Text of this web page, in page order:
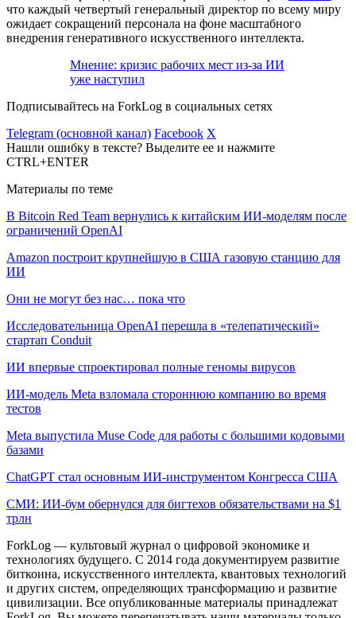
что каждый четвертый генеральный директор по всему миру
ожидает сокращений персонала на фоне масштабного
внедрения генеративного искусственного интеллекта.
Мнение: кризис рабочих мест из-за ИИ
уже наступил
Подписывайтесь на ForkLog в социальных сетях
Telegram (основной канал) Facebook X
Нашли ошибку в тексте? Выделите ее и нажмите
CTRL+ENTER
Материалы по теме
В Bitcoin Red Team вернулись к китайским ИИ-моделям после
ограничений OpenAI
Amazon построит крупнейшую в США газовую станцию для
ИИ
Они не могут без нас… пока что
Исследовательница OpenAI перешла в «телепатический»
стартап Conduit
ИИ впервые спроектировал полные геномы вирусов
ИИ-модель Meta взломала стороннюю компанию во время
тестов
Meta выпустила Muse Code для работы с большими кодовыми
базами
ChatGPT стал основным ИИ-инструментом Конгресса США
СМИ: ИИ-бум обернулся для бигтехов обязательствами на $1
трлн
ForkLog — культовый журнал о цифровой экономике и
технологиях будущего. С 2014 года документируем развитие
биткоина, искусственного интеллекта, квантовых технологий
и других систем, определяющих трансформацию и развитие
цивилизации. Все опубликованные материалы принадлежат